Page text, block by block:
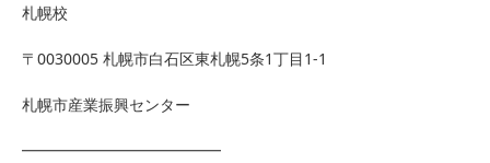
札幌校
〒0030005 札幌市白石区東札幌5条1丁目1-1
札幌市産業振興センター
━━━━━━━━━━━━━